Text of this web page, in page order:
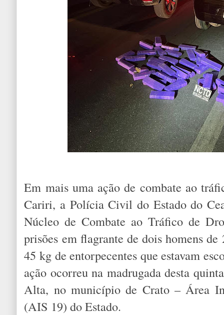
Em mais uma ação de combate ao
Cariri, a Polícia Civil do Estado do
Núcleo de Combate ao Tráfico de
prisões em flagrante de dois homens de
45 kg de entorpecentes que estavam
ação ocorreu na madrugada desta
Alta, no município de Crato – Área
(AIS 19) do Estado.